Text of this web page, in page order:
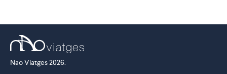
Nao Viatges 2026.